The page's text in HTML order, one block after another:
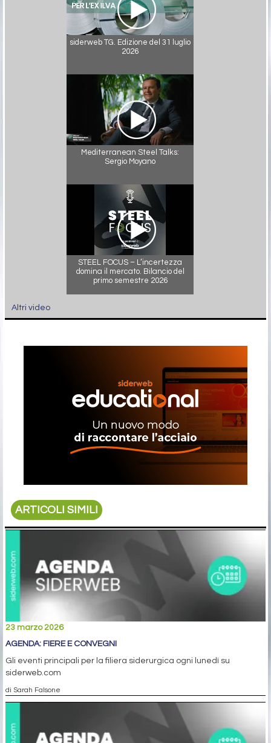
siderweb TG. Edizione del 31 luglio
2026
Mediterranean Steel Talks:
Sergio Moyano
STEEL FOCUS – L’incertezza
domina il mercato. Bilancio del
primo semestre 2026
Altri video
ARTICOLI SIMILI
23 marzo 2026
AGENDA: FIERE E CONVEGNI
Gli eventi principali per la filiera siderurgica ogni lunedì su
siderweb.com
di Sarah Falsone